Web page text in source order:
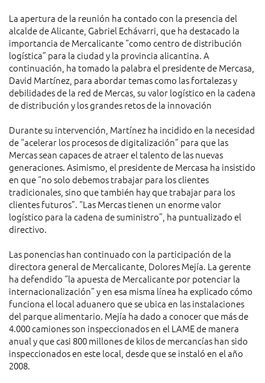
La apertura de la reunión ha contado con la presencia del
alcalde de Alicante, Gabriel Echávarri, que ha destacado la
importancia de Mercalicante “como centro de distribución
logística” para la ciudad y la provincia alicantina. A
continuación, ha tomado la palabra el presidente de Mercasa,
David Martínez, para abordar temas como las fortalezas y
debilidades de la red de Mercas, su valor logístico en la cadena
de distribución y los grandes retos de la innovación
Durante su intervención, Martínez ha incidido en la necesidad
de “acelerar los procesos de digitalización” para que las
Mercas sean capaces de atraer el talento de las nuevas
generaciones. Asimismo, el presidente de Mercasa ha insistido
en que “no solo debemos trabajar para los clientes
tradicionales, sino que también hay que trabajar para los
clientes futuros”. “Las Mercas tienen un enorme valor
logístico para la cadena de suministro”, ha puntualizado el
directivo.
Las ponencias han continuado con la participación de la
directora general de Mercalicante, Dolores Mejía. La gerente
ha defendido “la apuesta de Mercalicante por potenciar la
internacionalización” y en esa misma línea ha explicado cómo
funciona el local aduanero que se ubica en las instalaciones
del parque alimentario. Mejía ha dado a conocer que más de
4.000 camiones son inspeccionados en el LAME de manera
anual y que casi 800 millones de kilos de mercancías han sido
inspeccionados en este local, desde que se instaló en el año
2008.